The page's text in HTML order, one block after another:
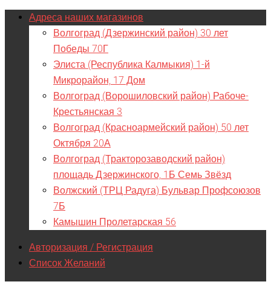
Адреса наших магазинов
Волгоград (Дзержинский район) 30 лет
Победы 70Г
Элиста (Республика Калмыкия) 1-й
Микрорайон, 17 Дом
Волгоград (Ворошиловский район) Рабоче-
Крестьянская 3
Волгоград (Красноармейский район) 50 лет
Октября 20А
Волгоград (Тракторозаводский район)
площадь Дзержинского, 1Б Семь Звёзд
Волжский (ТРЦ Радуга) Бульвар Профсоюзов
7Б
Камышин Пролетарская 56
Авторизация / Регистрация
Список Желаний